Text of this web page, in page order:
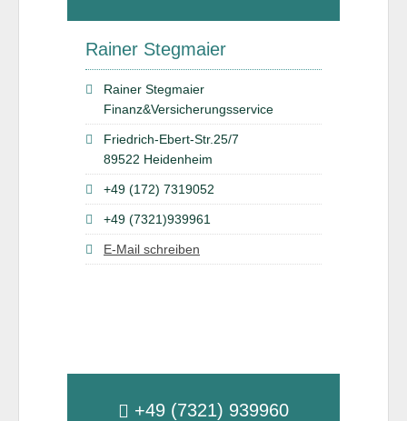
Rainer Stegmaier
Rainer Stegmaier
Finanz&Versicherungsservice
Friedrich-Ebert-Str.25/7
89522 Heidenheim
+49 (172) 7319052
+49 (7321)939961
E-Mail schreiben
+49 (7321) 939960